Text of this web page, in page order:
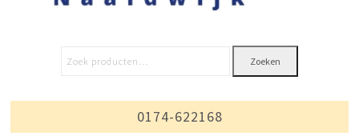
Zoeken
0174-622168